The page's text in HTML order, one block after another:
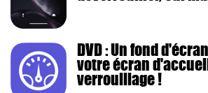
DVD : Un fond
votre écran
verrouillage !